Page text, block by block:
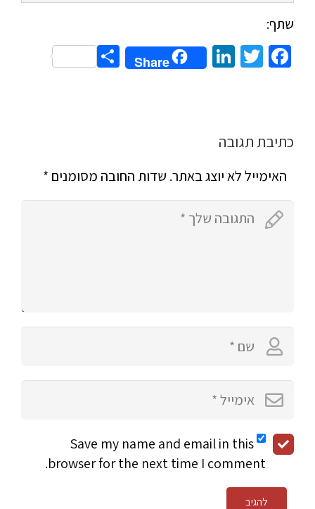
שתף:
Facebook
Twitter
LinkedIn
Share
Share
כתיבת תגובה
האימייל לא יוצג באתר. שדות החובה מסומנים *
Save my name and email in this
browser for the next time I comment.
להגיב